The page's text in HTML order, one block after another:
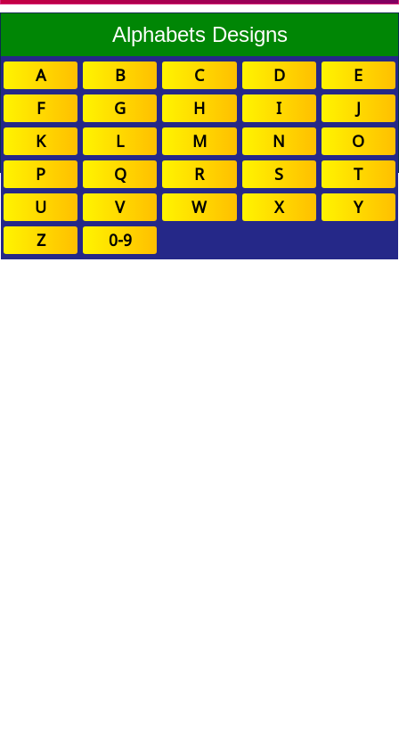
Alphabets Designs
A B C D
E
F
G H I
J
K
L M N
O
P
Q R S
T
U
V W X
Y
Z
0-9